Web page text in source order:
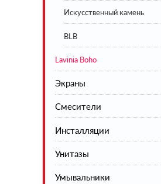
Искусственный камень
BLB
Lavinia Boho
Экраны
Экраны под ванну белые
Экраны под ванну цветные
Смесители
Смесители для кухни
Смесители для душа
Смесители для умывальника
Инсталляции
Унитазы
Напольные
Умывальники